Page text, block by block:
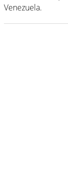
Venezuela.